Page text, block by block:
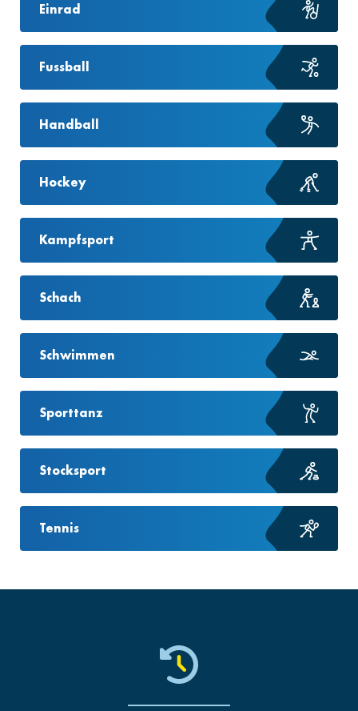
Einrad
Fussball
Handball
Hockey
Kampfsport
Schach
Schwimmen
Sporttanz
Stocksport
Tennis